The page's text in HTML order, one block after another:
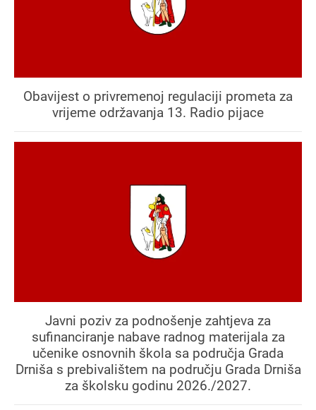
Obavijest o privremenoj regulaciji prometa za
vrijeme održavanja 13. Radio pijace
Javni poziv za podnošenje zahtjeva za
sufinanciranje nabave radnog materijala za
učenike osnovnih škola sa područja Grada
Drniša s prebivalištem na području Grada Drniša
za školsku godinu 2026./2027.